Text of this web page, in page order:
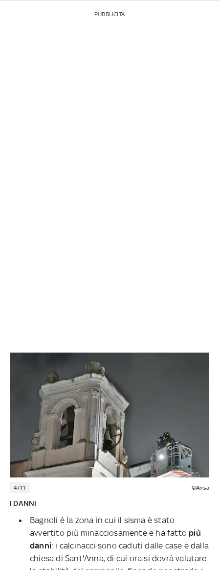
PUBBLICITÀ
4/11 ©Ansa
I DANNI
Bagnoli è la zona in cui il sisma è stato
avvertito più minacciosamente e ha fatto più
danni: i calcinacci sono caduti dalle case e dalla
chiesa di Sant'Anna, di cui ora si dovrà valutare